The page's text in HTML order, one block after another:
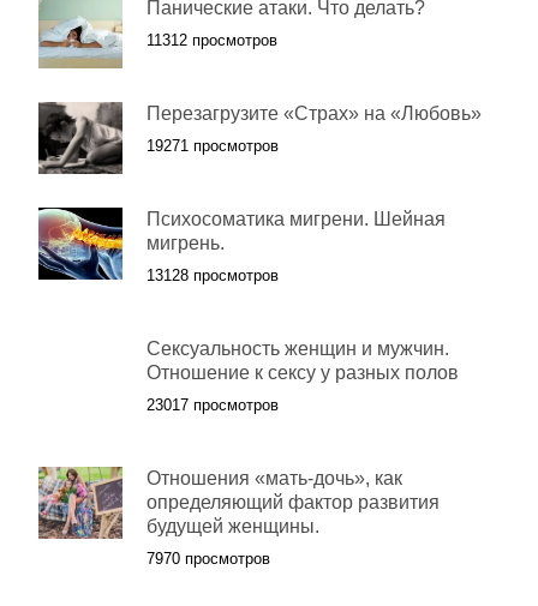
Панические атаки. Что делать?
11312 просмотров
Перезагрузите «Страх» на «Любовь»
19271 просмотров
Психосоматика мигрени. Шейная
мигрень.
13128 просмотров
Сексуальность женщин и мужчин.
Отношение к сексу у разных полов
23017 просмотров
Отношения «мать-дочь», как
определяющий фактор развития
будущей женщины.
7970 просмотров